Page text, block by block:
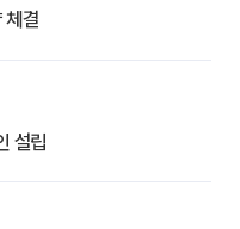
체결
설립